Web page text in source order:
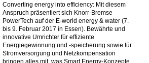
Converting energy into efficiency: Mit diesem
Anspruch präsentiert sich Knorr-Bremse
PowerTech auf der E-world energy & water (7.
bis 9. Februar 2017 in Essen). Bewährte und
innovative Umrichter für effiziente
Energiegewinnung und -speicherung sowie für
Stromversorgung und Netzkompensation
bringen alles mit, was Smart Energy-Konzepte